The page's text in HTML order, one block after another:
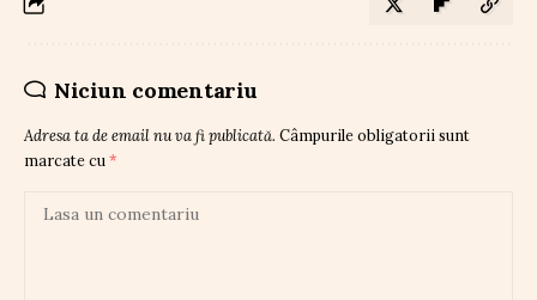
Niciun comentariu
Adresa ta de email nu va fi publicată. Câmpurile obligatorii sunt
marcate cu *